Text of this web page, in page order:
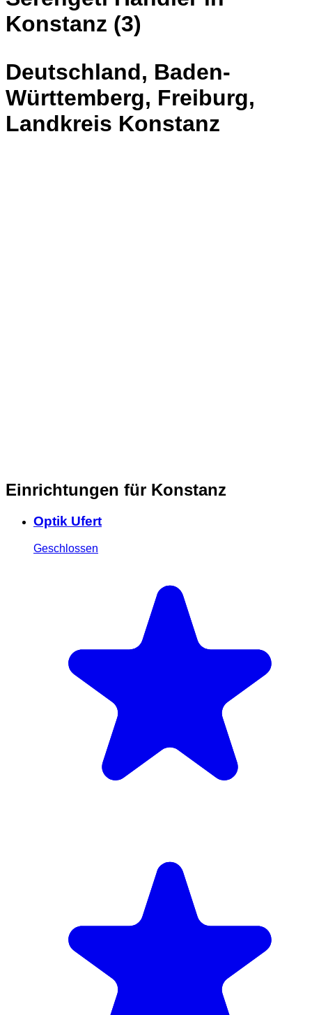
Konstanz (3)
Deutschland, Baden-
Württemberg, Freiburg,
Landkreis Konstanz
Einrichtungen für Konstanz
Optik Ufert
Geschlossen